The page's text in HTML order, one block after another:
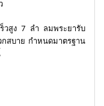
ร็วสูง 7 ลำ ลมพระยารับ
กสบาย กำหนดมาตรฐาน